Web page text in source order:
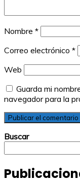
Nombre *
Correo electrónico *
Web
Guarda mi
navegador para la
Buscar